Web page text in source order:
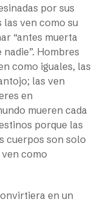
por sus
las ven como su
“antes muerta
Hombres
como iguales, las
las ven
en
mueren cada
porque las
cuerpos son solo
ven como
en un